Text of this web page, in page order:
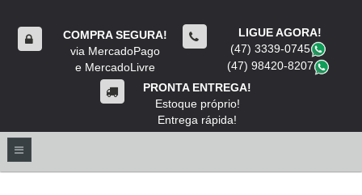
COMPRA SEGURA!
via MercadoPago
e MercadoLivre
LIGUE AGORA!
(47) 3339-0745
(47) 98420-8207
PRONTA ENTREGA!
Estoque próprio!
Entrega rápida!